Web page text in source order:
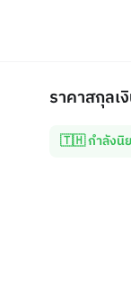
ราคาสกุลเ
🇹🇭 กำลังนิ